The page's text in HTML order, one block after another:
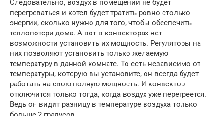
Следовательно, воздух в помещении не будет
перегреваться и котел будет тратить ровно столько
энергии, сколько нужно для того, чтобы обеспечить
теплопотери дома. А вот в конвекторах нет
возможности установить их мощность. Регуляторы на
них позволяют установить только желаемую
температуру в данной комнате. То есть независимо от
температуры, которую вы установите, он всегда будет
работать на свою полную мощность. И конвектор
отключится только тогда, когда воздух уже перегреется.
Ведь он видит разницу в температуре воздуха только